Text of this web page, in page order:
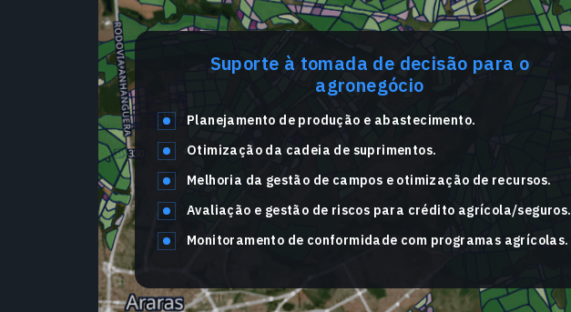
Suporte à tomada de decisão para o
agronegócio
Planejamento de produção e abastecimento.
Otimização da cadeia de suprimentos.
Melhoria da gestão de campos e otimização de recursos.
Avaliação e gestão de riscos para crédito agrícola/seguros.
Monitoramento de conformidade com programas agrícolas.